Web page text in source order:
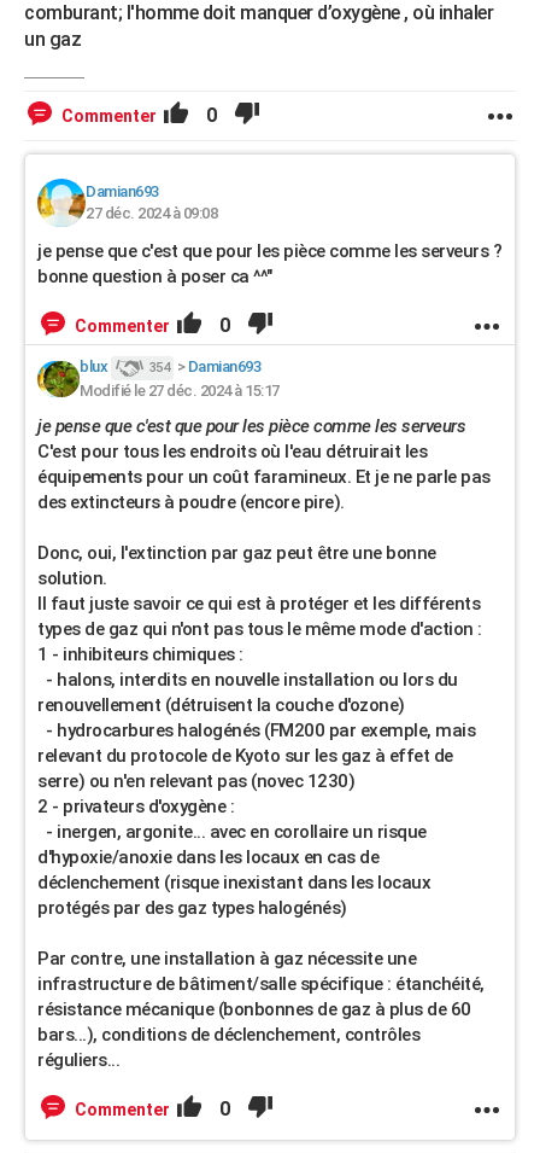
comburant; l'homme doit manquer d’oxygène , où inhaler
un gaz
Commenter 0
Damian693
27 déc. 2024 à 09:08
je pense que c'est que pour les pièce comme les serveurs ?
bonne question à poser ca ^^"
Commenter 0
blux 354 > Damian693
Modifié le 27 déc. 2024 à 15:17
je pense que c'est que pour les pièce comme les serveurs
C'est pour tous les endroits où l'eau détruirait les
équipements pour un coût faramineux. Et je ne parle pas
des extincteurs à poudre (encore pire).
Donc, oui, l'extinction par gaz peut être une bonne
solution.
Il faut juste savoir ce qui est à protéger et les différents
types de gaz qui n'ont pas tous le même mode d'action :
1 - inhibiteurs chimiques :
- halons, interdits en nouvelle installation ou lors du
renouvellement (détruisent la couche d'ozone)
- hydrocarbures halogénés (FM200 par exemple, mais
relevant du protocole de Kyoto sur les gaz à effet de
serre) ou n'en relevant pas (novec 1230)
2 - privateurs d'oxygène :
- inergen, argonite... avec en corollaire un risque
d'hypoxie/anoxie dans les locaux en cas de
déclenchement (risque inexistant dans les locaux
protégés par des gaz types halogénés)
Par contre, une installation à gaz nécessite une
infrastructure de bâtiment/salle spécifique : étanchéité,
résistance mécanique (bonbonnes de gaz à plus de 60
bars...), conditions de déclenchement, contrôles
réguliers...
Commenter 0